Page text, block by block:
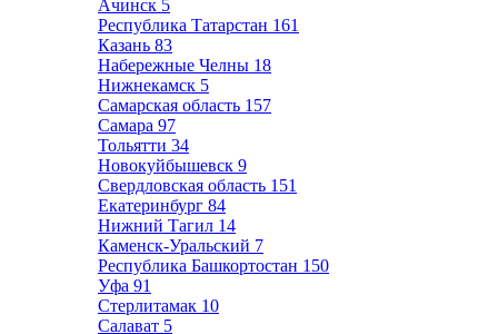
Ачинск 5
Республика Татарстан 161
Казань 83
Набережные Челны 18
Нижнекамск 5
Самарская область 157
Самара 97
Тольятти 34
Новокуйбышевск 9
Свердловская область 151
Екатеринбург 84
Нижний Тагил 14
Каменск-Уральский 7
Республика Башкортостан 150
Уфа 91
Стерлитамак 10
Салават 5